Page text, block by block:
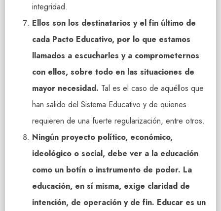
integridad.
Ellos son los destinatarios y el fin último de
cada Pacto Educativo, por lo que estamos
llamados a escucharles y a comprometernos
con ellos, sobre todo en las situaciones de
mayor necesidad. Tal es el caso de aquéllos que
han salido del Sistema Educativo y de quienes
requieren de una fuerte regularización, entre otros.
Ningún proyecto político, económico,
ideológico o social, debe ver a la educación
como un botín o instrumento de poder. La
educación, en sí misma, exige claridad de
intención, de operación y de fin. Educar es un